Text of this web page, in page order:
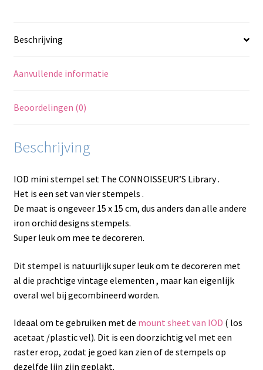
Beschrijving
Aanvullende informatie
Beoordelingen (0)
Beschrijving
IOD mini stempel set The CONNOISSEUR’S Library .
Het is een set van vier stempels .
De maat is ongeveer 15 x 15 cm, dus anders dan alle andere
iron orchid designs stempels.
Super leuk om mee te decoreren.
Dit stempel is natuurlijk super leuk om te decoreren met
al die prachtige vintage elementen , maar kan eigenlijk
overal wel bij gecombineerd worden.
Ideaal om te gebruiken met de mount sheet van IOD ( los
acetaat /plastic vel). Dit is een doorzichtig vel met een
raster erop, zodat je goed kan zien of de stempels op
dezelfde lijn zijn geplakt.